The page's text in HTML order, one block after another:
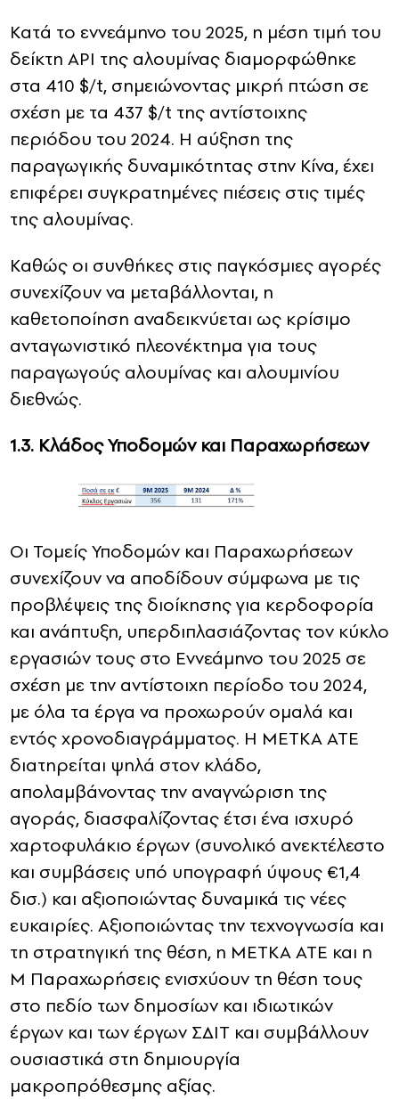
Κατά το εννεάμηνο του 2025, η μέση τιμή του
δείκτη API της αλουμίνας διαμορφώθηκε
στα 410 $/t, σημειώνοντας μικρή πτώση σε
σχέση με τα 437 $/t της αντίστοιχης
περιόδου του 2024. Η αύξηση της
παραγωγικής δυναμικότητας στην Κίνα, έχει
επιφέρει συγκρατημένες πιέσεις στις τιμές
της αλουμίνας.
Καθώς οι συνθήκες στις παγκόσμιες αγορές
συνεχίζουν να μεταβάλλονται, η
καθετοποίηση αναδεικνύεται ως κρίσιμο
ανταγωνιστικό πλεονέκτημα για τους
παραγωγούς αλουμίνας και αλουμινίου
διεθνώς.
1.3. Κλάδος Υποδομών και Παραχωρήσεων
Οι Τομείς Υποδομών και Παραχωρήσεων
συνεχίζουν να αποδίδουν σύμφωνα με τις
προβλέψεις της διοίκησης για κερδοφορία
και ανάπτυξη, υπερδιπλασιάζοντας τον κύκλο
εργασιών τους στο Εννεάμηνο του 2025 σε
σχέση με την αντίστοιχη περίοδο του 2024,
με όλα τα έργα να προχωρούν ομαλά και
εντός χρονοδιαγράμματος. Η ΜΕΤΚΑ ΑΤΕ
διατηρείται ψηλά στον κλάδο,
απολαμβάνοντας την αναγνώριση της
αγοράς, διασφαλίζοντας έτσι ένα ισχυρό
χαρτοφυλάκιο έργων (συνολικό ανεκτέλεστο
και συμβάσεις υπό υπογραφή ύψους €1,4
δισ.) και αξιοποιώντας δυναμικά τις νέες
ευκαιρίες. Αξιοποιώντας την τεχνογνωσία και
τη στρατηγική της θέση, η ΜΕΤΚΑ ΑΤΕ και η
Μ Παραχωρήσεις ενισχύουν τη θέση τους
στο πεδίο των δημοσίων και ιδιωτικών
έργων και των έργων ΣΔΙΤ και συμβάλλουν
ουσιαστικά στη δημιουργία
μακροπρόθεσμης αξίας.